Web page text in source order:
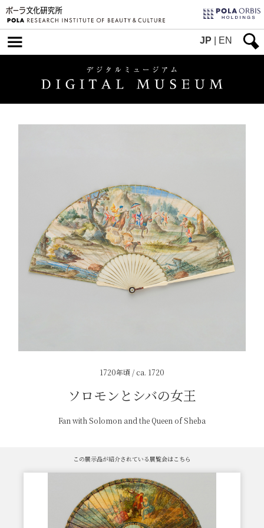
JP EN
1720年頃 / ca. 1720
ソロモンとシバの女王
Fan with Solomon and the Queen of Sheba
この展示品が紹介されている展覧会はこちら